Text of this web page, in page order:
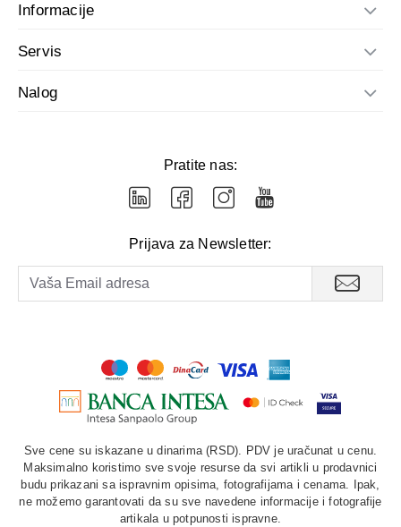
Informacije
Servis
Nalog
Pratite nas:
Prijava za Newsletter:
Sve cene su iskazane u dinarima (RSD). PDV je uračunat u cenu.
Maksimalno koristimo sve svoje resurse da svi artikli u prodavnici
budu prikazani sa ispravnim opisima, fotografijama i cenama. Ipak,
ne možemo garantovati da su sve navedene informacije i fotografije
artikala u potpunosti ispravne.